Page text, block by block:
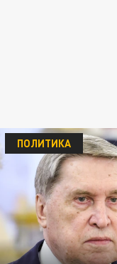
ПОЛИТИКА